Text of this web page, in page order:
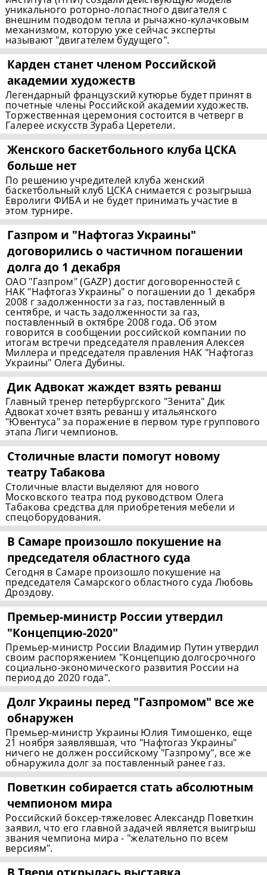
уникального роторно-лопастного двигателя с
внешним подводом тепла и рычажно-кулачковым
механизмом, которую уже сейчас эксперты
называют "двигателем будущего".
Карден станет членом Российской
академии художеств
Легендарный французский кутюрье будет принят в
почетные члены Российской академии художеств.
Торжественная церемония состоится в четверг в
Галерее искусств Зураба Церетели.
Женского баскетбольного клуба ЦСКА
больше нет
По решению учредителей клуба женский
баскетбольный клуб ЦСКА снимается с розыгрыша
Евролиги ФИБА и не будет принимать участие в
этом турнире.
Газпром и "Нафтогаз Украины"
договорились о частичном погашении
долга до 1 декабря
ОАО "Газпром" (GAZP) достиг договоренностей с
НАК "Нафтогаз Украины" о погашении до 1 декабря
2008 г задолженности за газ, поставленный в
сентябре, и часть задолженности за газ,
поставленный в октябре 2008 года. Об этом
говорится в сообщении российской компании по
итогам встречи председателя правления Алексея
Миллера и председателя правления НАК "Нафтогаз
Украины" Олега Дубины.
Дик Адвокат жаждет взять реванш
Главный тренер петербургского "Зенита" Дик
Адвокат хочет взять реванш у итальянского
"Ювентуса" за поражение в первом туре группового
этапа Лиги чемпионов.
Столичные власти помогут новому
театру Табакова
Столичные власти выделяют для нового
Московского театра под руководством Олега
Табакова средства для приобретения мебели и
спецоборудования.
В Самаре произошло покушение на
председателя областного суда
Сегодня в Самаре произошло покушение на
председателя Самарского областного суда Любовь
Дроздову.
Премьер-министр России утвердил
"Концепцию-2020"
Премьер-министр России Владимир Путин утвердил
своим распоряжением "Концепцию долгосрочного
социально-экономического развития России на
период до 2020 года".
Долг Украины перед "Газпромом" все же
обнаружен
Премьер-министр Украины Юлия Тимошенко, еще
21 ноября заявлявшая, что "Нафтогаз Украины"
ничего не должен российскому "Газпрому", все же
обнаружила долг за поставленный ранее газ.
Поветкин собирается стать абсолютным
чемпионом мира
Российский боксер-тяжеловес Александр Поветкин
заявил, что его главной задачей является выигрыш
звания чемпиона мира - "желательно по всем
версиям".